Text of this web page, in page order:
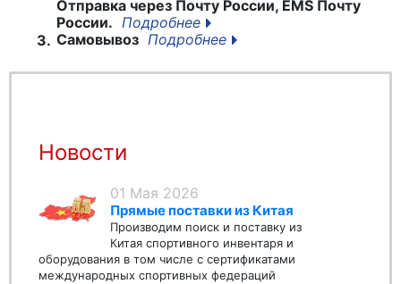
Отправка через Почту России, EMS Почту
России. Подробнее
3. Самовывоз Подробнее
Новости
01 Мая 2026
Прямые поставки из Китая
Производим поиск и поставку из
Китая спортивного инвентаря и
оборудования в том числе с сертификатами
международных спортивных федераций